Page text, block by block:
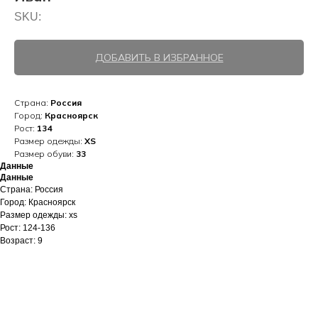
SKU:
ДОБАВИТЬ В ИЗБРАННОЕ
Страна: Россия
Город: Красноярск
Рост: 134
Размер одежды: XS
Размер обуви: 33
Данные
Данные
Страна: Россия
Город: Красноярск
Размер одежды: xs
Рост: 124-136
Возраст: 9